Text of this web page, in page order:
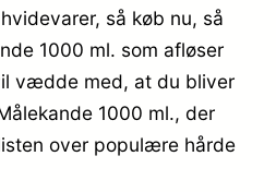
så køb nu, så
1000 ml. som afløser
vædde med, at du bliver
1000 ml., der
over populære hårde